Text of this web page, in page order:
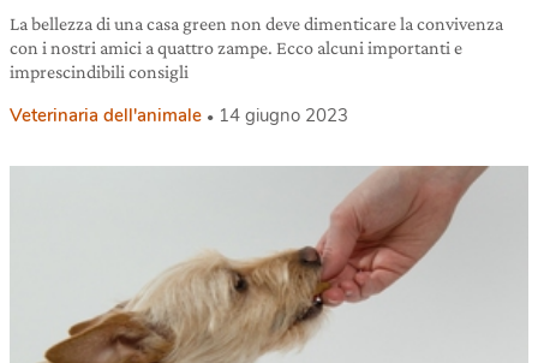
La bellezza di una casa green non deve dimenticare la convivenza
con i nostri amici a quattro zampe. Ecco alcuni importanti e
imprescindibili consigli
Veterinaria dell'animale 14 giugno 2023